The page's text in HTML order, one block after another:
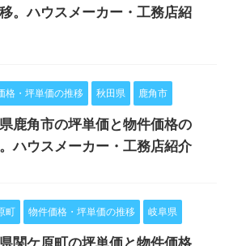
。ハウスメーカー・工務店紹
格・坪単価の推移 秋田県 鹿角市
鹿角市の坪単価と物件価格の
ハウスメーカー・工務店紹介
町 物件価格・坪単価の推移 岐阜県